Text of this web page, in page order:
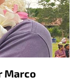
Marco